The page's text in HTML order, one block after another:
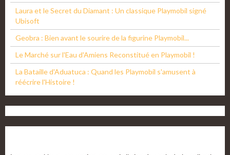
Laura et le Secret du Diamant : Un classique Playmobil signé
Ubisoft
Geobra : Bien avant le sourire de la figurine Playmobil...
Le Marché sur l'Eau d'Amiens Reconstitué en Playmobil !
La Bataille d'Aduatuca : Quand les Playmobil s'amusent à
réécrire l'Histoire !